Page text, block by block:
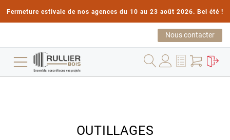
Fermeture estivale de nos agences du 10 au 23 août 2026. Bel été !
Nous contacter
OUTILLAGES